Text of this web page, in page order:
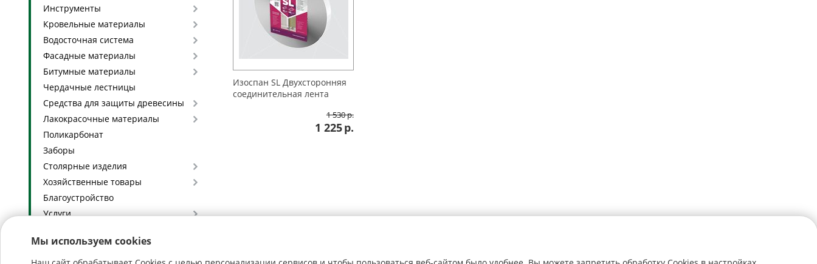
Инструменты
Кровельные материалы
Водосточная система
Фасадные материалы
Битумные материалы
Чердачные лестницы
Средства для защиты древесины
Лакокрасочные материалы
Поликарбонат
Заборы
Столярные изделия
Хозяйственные товары
Благоустройство
Услуги
Изоспан SL Двухсторонняя
соединительная лента
1 530р.
1 225р.
Мы используем cookies